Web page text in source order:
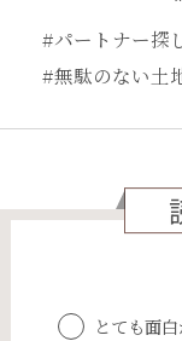
#パートナー探
#無駄のない土
とても面